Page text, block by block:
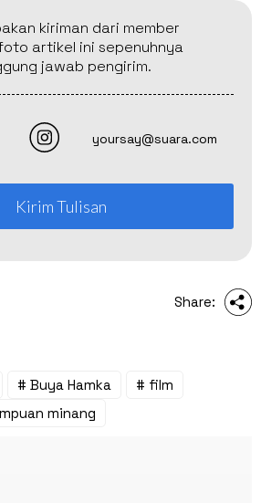
kiriman dari member
artikel ini sepenuhnya
jawab pengirim.
yoursay@suara.com
Kirim Tulisan
Share:
# Buya Hamka
# film
minang